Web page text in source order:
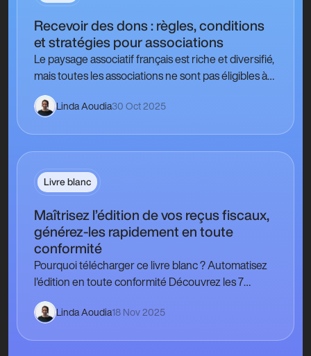
Recevoir des dons : règles, conditions
et stratégies pour associations
Le paysage associatif français est riche et diversifié,
mais toutes les associations ne sont pas éligibles à
recevoir des dons. Sous le régime de…
Linda Aoudia30 Oct 2025
Livre blanc
Maîtrisez l’édition de vos reçus fiscaux,
générez-les rapidement en toute
conformité
Pourquoi télécharger ce livre blanc ? Automatisez
l'édition en toute conformité Découvrez les 7
mentions obligatoires, gérez la numérotation
automatique et éditez…
Linda Aoudia18 Nov 2025